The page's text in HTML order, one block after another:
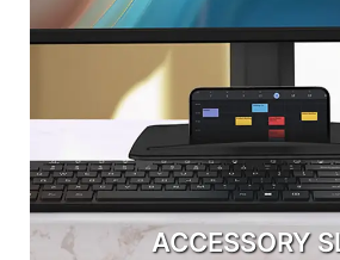
ACCESSORY